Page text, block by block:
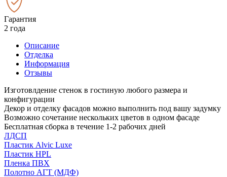
Гарантия
2 года
Описание
Отделка
Информация
Отзывы
Изготовлдение стенок в гостиную любого размера и
конфигурации
Декор и отделку фасадов можно выполнить под вашу задумку
Возможно сочетание нескольких цветов в одном фасаде
Бесплатная сборка в течение 1-2 рабочих дней
ЛДСП
Пластик Alvic Luxe
Пластик HPL
Пленка ПВХ
Полотно АГТ (МДФ)